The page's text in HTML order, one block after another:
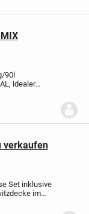
90l
idealer
Zugabe
21 Ballen
und ab Lager
verkaufen
Set inklusive
im
im Juni 2021